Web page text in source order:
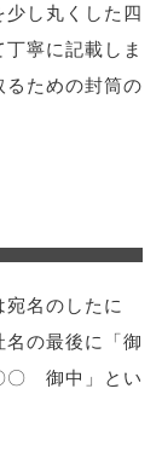
し丸くした四
寧に記載しま
るための封筒の
名のしたに
名の最後に「御
〇 御中」とい